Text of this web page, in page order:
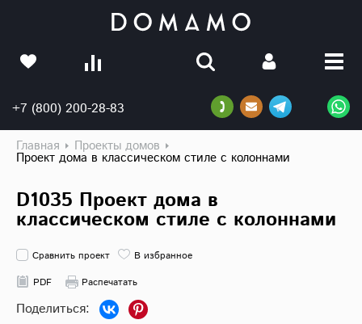
+7 (800) 200-28-83
Главная Проекты домов
Проект дома в классическом стиле с колоннами
D1035 Проект дома в
классическом стиле с колоннами
Сравнить проект
В избранное
PDF
Распечатать